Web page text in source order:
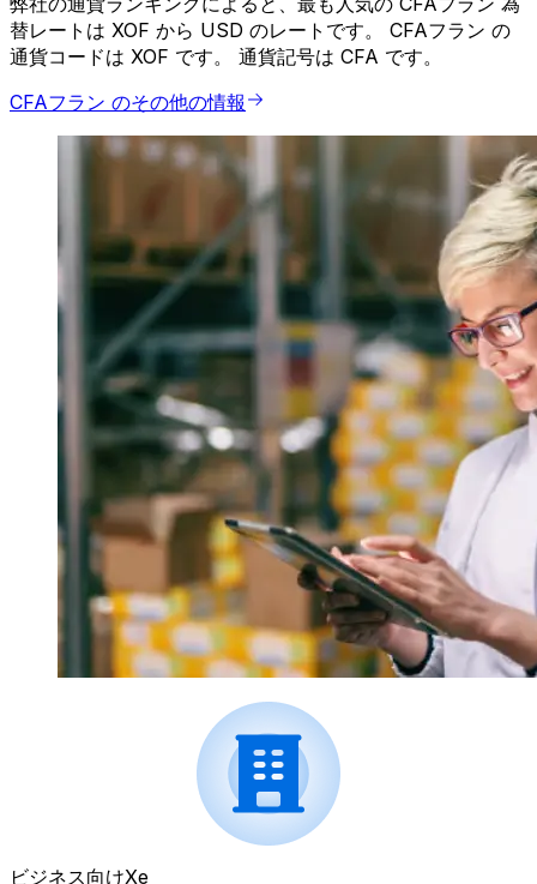
替レートは XOF から USD のレートです。 CFAフラン の
通貨コードは XOF です。 通貨記号は CFA です。
CFAフラン のその他の情報
ビジネス向けXe